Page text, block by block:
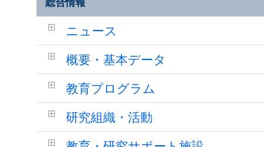
総合情報
ニュース
概要・基本データ
教育プログラム
研究組織・活動